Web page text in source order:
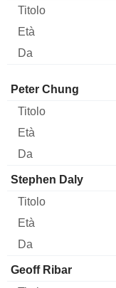
Amministratore
Peter Chung
Stephen Daly
Geoff Ribar